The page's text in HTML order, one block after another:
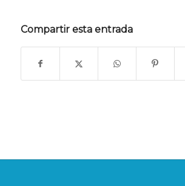
Compartir esta entrada